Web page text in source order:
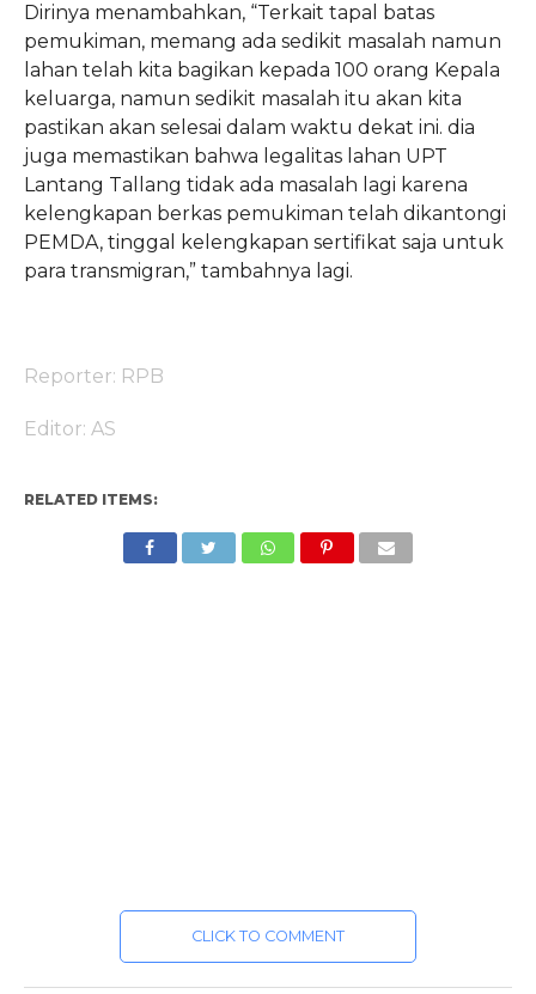
Dirinya menambahkan, “Terkait tapal batas
pemukiman, memang ada sedikit masalah namun
lahan telah kita bagikan kepada 100 orang Kepala
keluarga, namun sedikit masalah itu akan kita
pastikan akan selesai dalam waktu dekat ini. dia
juga memastikan bahwa legalitas lahan UPT
Lantang Tallang tidak ada masalah lagi karena
kelengkapan berkas pemukiman telah dikantongi
PEMDA, tinggal kelengkapan sertifikat saja untuk
para transmigran,” tambahnya lagi.
Reporter: RPB
Editor: AS
RELATED ITEMS:
CLICK TO COMMENT